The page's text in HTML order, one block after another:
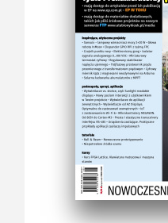
Narzędzia
Optoelektronika
PCB/Montaż
Podstawy elektroniki
Podzespoły bierne
Półprzewodniki
Pomiary i testy
Porady
Projektowanie